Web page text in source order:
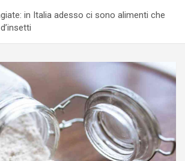
in Italia adesso ci sono alimenti che